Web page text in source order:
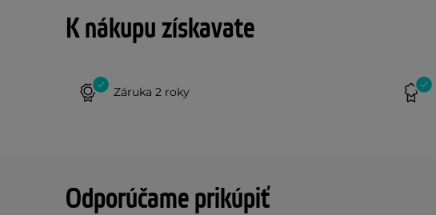
K nákupu získavate
Záruka 2 roky
Odporúčame prikúpiť